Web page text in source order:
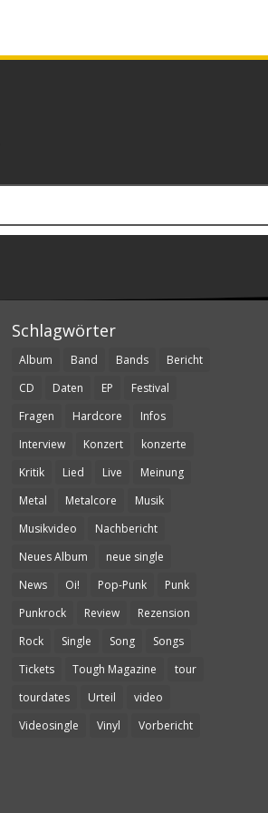
Schlagwörter
Album Band Bands
Bericht
CD
Daten EP
Festival
Fragen
Hardcore
Infos
Interview
Konzert
konzerte
Kritik
Lied Live
Meinung
Metal
Metalcore
Musik
Musikvideo
Nachbericht
Neues Album
neue single
News
Oi! Pop-Punk
Punk
Punkrock
Review
Rezension
Rock
Single Song
Songs
Tickets
Tough Magazine
tour
tourdates
Urteil
video
Videosingle
Vinyl Vorbericht